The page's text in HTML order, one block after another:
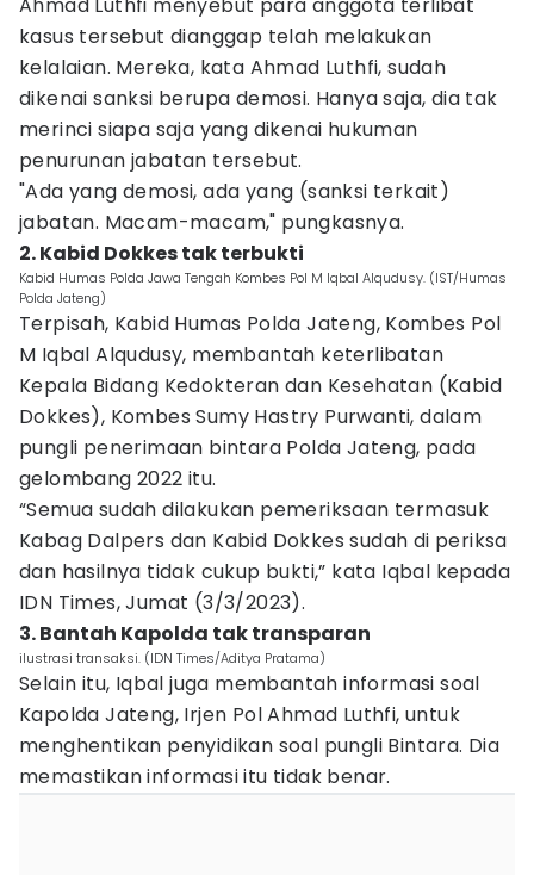
kasus tersebut dianggap telah melakukan
kelalaian. Mereka, kata Ahmad Luthfi, sudah
dikenai sanksi berupa demosi. Hanya saja, dia tak
merinci siapa saja yang dikenai hukuman
penurunan jabatan tersebut.
"Ada yang demosi, ada yang (sanksi terkait)
jabatan. Macam-macam," pungkasnya.
2. Kabid Dokkes tak terbukti
Kabid Humas Polda Jawa Tengah Kombes Pol M Iqbal Alqudusy. (IST/Humas
Polda Jateng)
Terpisah, Kabid Humas Polda Jateng, Kombes Pol
M Iqbal Alqudusy, membantah keterlibatan
Kepala Bidang Kedokteran dan Kesehatan (Kabid
Dokkes), Kombes Sumy Hastry Purwanti, dalam
pungli penerimaan bintara Polda Jateng, pada
gelombang 2022 itu.
“Semua sudah dilakukan pemeriksaan termasuk
Kabag Dalpers dan Kabid Dokkes sudah di periksa
dan hasilnya tidak cukup bukti,” kata Iqbal kepada
IDN Times, Jumat (3/3/2023).
3. Bantah Kapolda tak transparan
ilustrasi transaksi. (IDN Times/Aditya Pratama)
Selain itu, Iqbal juga membantah informasi soal
Kapolda Jateng, Irjen Pol Ahmad Luthfi, untuk
menghentikan penyidikan soal pungli Bintara. Dia
memastikan informasi itu tidak benar.